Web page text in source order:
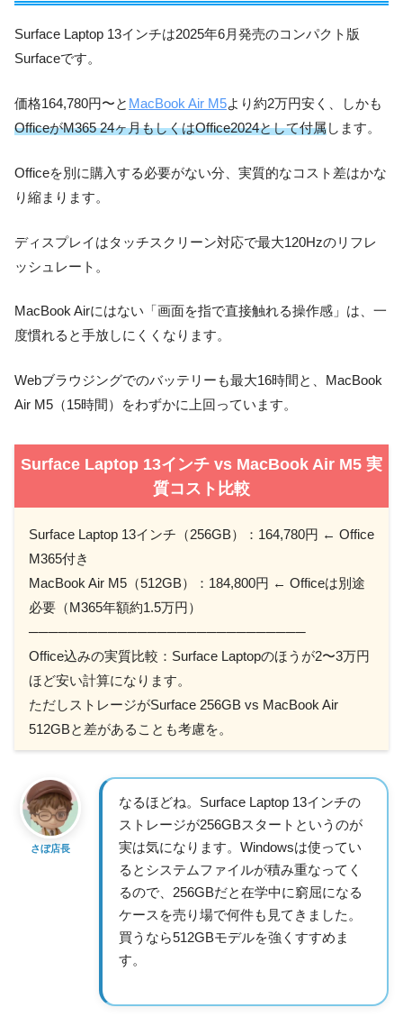
Surface Laptop 13インチは2025年6月発売のコンパクト版
Surfaceです。
価格164,780円〜と MacBook Air M5より約2万円安く、しかも
OfficeがM365 24ヶ月もしくはOffice2024として付属します。
Officeを別に購入する必要がない分、実質的なコスト差はかな
り縮まります。
ディスプレイはタッチスクリーン対応で最大120Hzのリフレ
ッシュレート。
MacBook Airにはない「画面を指で直接触れる操作感」は、一
度慣れると手放しにくくなります。
Webブラウジングでのバッテリーも最大16時間と、MacBook
Air M5（15時間）をわずかに上回っています。
Surface Laptop 13インチ vs MacBook Air M5 実
質コスト比較
Surface Laptop 13インチ（256GB）：164,780円 ← Office
M365付き
MacBook Air M5（512GB）：184,800円 ← Officeは別途
必要（M365年額約1.5万円）
────────────────────────────
Office込みの実質比較：Surface Laptopのほうが2〜3万円
ほど安い計算になります。
ただしストレージがSurface 256GB vs MacBook Air
512GBと差があることも考慮を。
さぼ店長
なるほどね。Surface Laptop 13インチの
ストレージが256GBスタートというのが
実は気になります。Windowsは使ってい
るとシステムファイルが積み重なってく
るので、256GBだと在学中に窮屈になる
ケースを売り場で何件も見てきました。
買うなら512GBモデルを強くすすめま
す。